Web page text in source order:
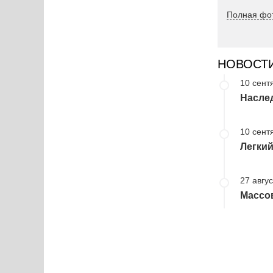
Полная
10
10
27